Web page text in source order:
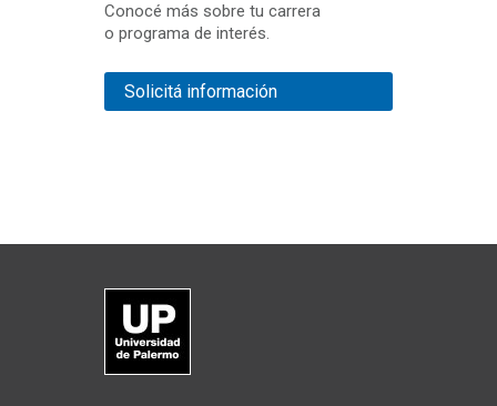
Conocé más sobre tu carrera
o programa de interés.
Solicitá información